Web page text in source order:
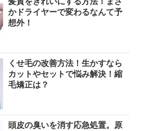
かドライヤーで変わるなんて予
想外！
くせ毛の改善方法！生かすなら
カットやセットで悩み解決！縮
毛矯正は？
頭皮の臭いを消す応急処置。原